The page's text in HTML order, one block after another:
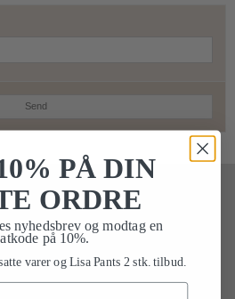
Send
din næste ordre.
og modtag rabatkoden på
10%.
varer og Lisa Pants 2 stk. tilbud.
PÅ DIN
ORDRE
nyhedsbrev og modtag en
på 10%.
varer og Lisa Pants 2 stk. tilbud.